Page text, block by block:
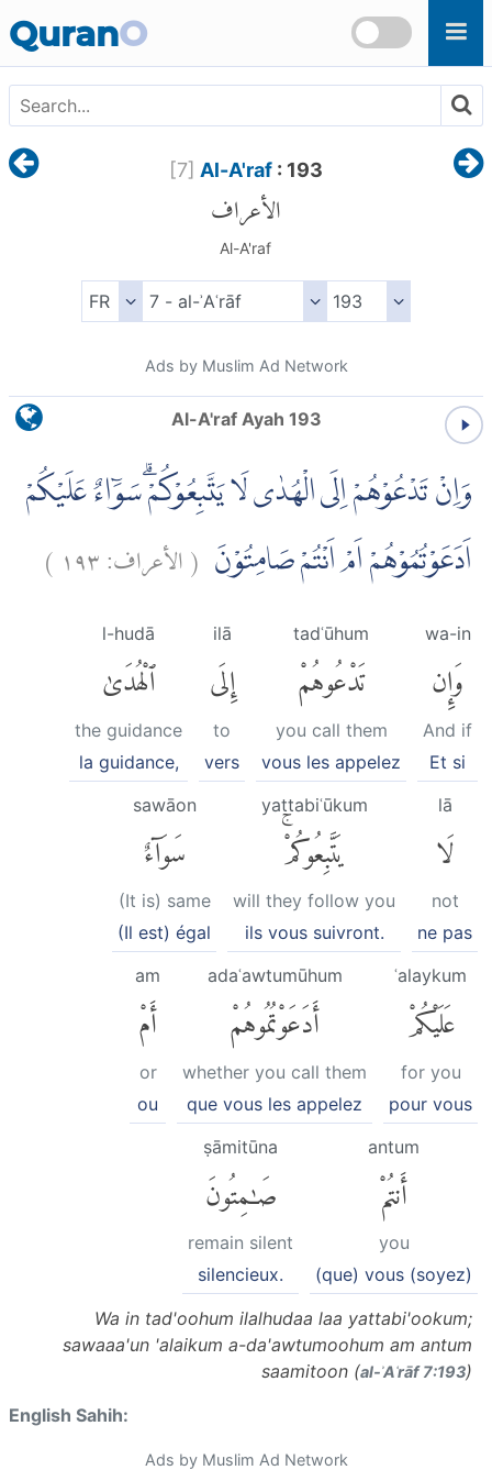
QuranO
[7] Al-A'raf: 193
الأعراف
Al-A'raf
Ads by Muslim Ad Network
Al-A'raf Ayah 193
وَاِنْ تَدْعُوْهُمْ اِلَى الْهُدٰى لَا يَتَّبِعُوْكُمْۗ سَوَۤاءٌ عَلَيْكُمْ
اَدَعَوْتُمُوْهُمْ اَمْ اَنْتُمْ صَامِتُوْنَ (الأعراف:١٩٣ )
wa-in
وَإِن
And if
Et si
tadʿūhum
تَدْعُوهُمْ
you call them
vous les appelez
ilā
إِلَى
to
vers
l-hudā
ٱلْهُدَىٰ
the guidance
la guidance,
lā
لَا
not
ne pas
yattabiʿūkum
يَتَّبِعُوكُمْۚ
will they follow you
ils vous suivront.
sawāon
سَوَآءٌ
(It is) same
(Il est) égal
ʿalaykum
عَلَيْكُمْ
for you
pour vous
adaʿawtumūhum
أَدَعَوْتُمُوهُمْ
whether you call them
que vous les appelez
am
أَمْ
or
ou
antum
أَنتُمْ
you
(que) vous (soyez)
ṣāmitūna
صَٰمِتُونَ
remain silent
silencieux.
Wa in tad'oohum ilalhudaa laa yattabi'ookum;
sawaaa'un 'alaikum a-da'awtumoohum am antum
saamitoon (al-ʾAʿrāf 7:193)
English Sahih:
Ads by Muslim Ad Network